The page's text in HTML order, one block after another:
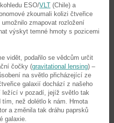
ESO/VLT (Chile) a
zkoumali kolizi čtveřice
zmapovat rozložení
výskyt temné hmoty s pozicemi
vidět, podařilo se vědcům určit
čočky (gravitational lensing) –
na světlo přicházející ze
galaxií dochází z našeho
ležící v pozadí, jejíž světlo tak
než dolétlo k nám. Hmota
a změnila tak dráhu paprsků
galaxie.